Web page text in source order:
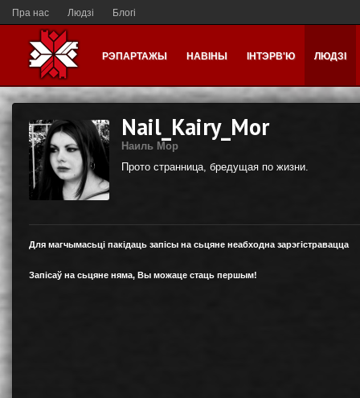
Пра нас Людзі Блогі
РЭПАРТАЖЫ НАВІНЫ ІНТЭРВ'Ю ЛЮДЗІ
Nail_Kairy_Mor
Наиль Мор
Прото странница, бредущая по жизни.
Для магчымасьці пакідаць запісы на сьцяне неабходна зарэгістравацца
Запісаў на сьцяне няма, Вы можаце стаць першым!